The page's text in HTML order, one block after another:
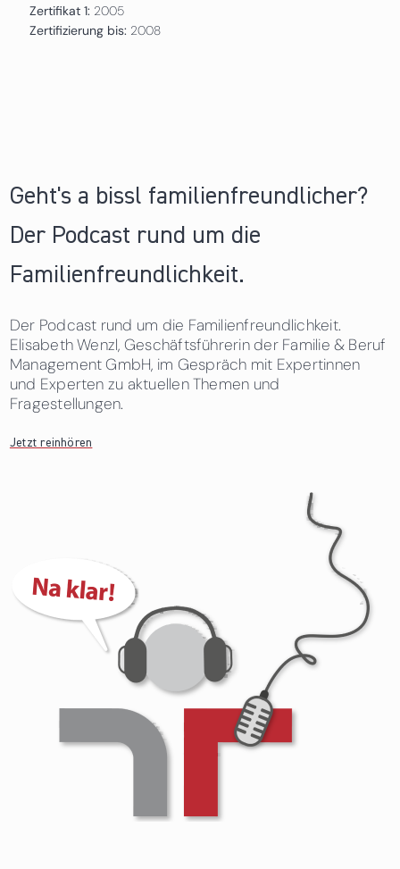
Zertifikat 1: 2005
Zertifizierung bis: 2008
Geht's a bissl familienfreundlicher?
Der Podcast rund um die
Familienfreundlichkeit.
Der Podcast rund um die Familienfreundlichkeit.
Elisabeth Wenzl, Geschäftsführerin der Familie & Beruf
Management GmbH, im Gespräch mit Expertinnen
und Experten zu aktuellen Themen und
Fragestellungen.
Jetzt reinhören